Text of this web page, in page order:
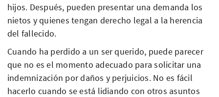
hijos. Después, pueden presentar una demanda los
nietos y quienes tengan derecho legal a la herencia
del fallecido.
Cuando ha perdido a un ser querido, puede parecer
que no es el momento adecuado para solicitar una
indemnización por daños y perjuicios. No es fácil
hacerlo cuando se está lidiando con otros asuntos